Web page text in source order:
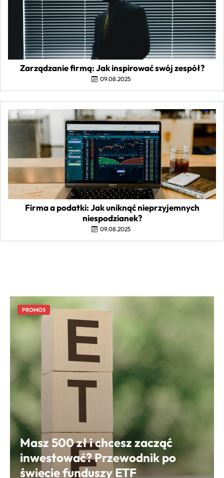
Zarządzanie firmą: Jak inspirować swój zespół?
09.08.2025
Firma a podatki: Jak uniknąć nieprzyjemnych
niespodzianek?
09.08.2025
PROMOS
Masz 500 zł i chcesz zacząć
inwestować? Przewodnik po
świecie funduszy ETF